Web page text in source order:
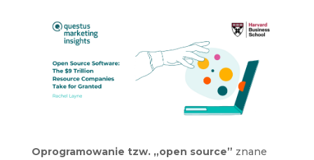
Oprogramowanie tzw. „open source” znane